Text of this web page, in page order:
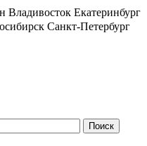
Владивосток Екатеринбург
Санкт-Петербург